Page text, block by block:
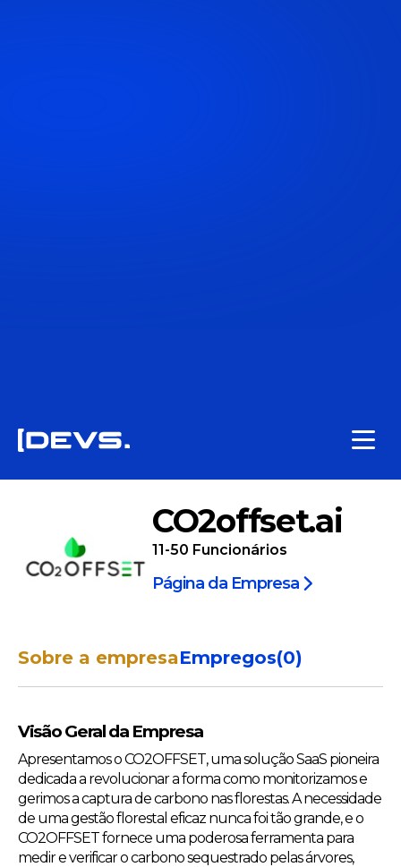
CO2offset.ai
11-50 Funcionários
Página da Empresa
Sobre a empresaEmpregos(0)
Visão Geral da Empresa
Apresentamos o CO2OFFSET, uma solução SaaS pioneira
dedicada a revolucionar a forma como monitorizamos e
gerimos a captura de carbono nas florestas. A necessidade
de uma gestão florestal eficaz nunca foi tão grande, e o
CO2OFFSET fornece uma poderosa ferramenta para
medir e verificar o carbono sequestrado pelas árvores,